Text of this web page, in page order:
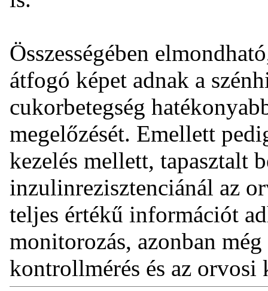
Összességében
átfogó képet adnak a
cukorbetegség
megelőzését. Emellett
kezelés mellett, tapasztalt
inzulinrezisztenciánál az
teljes értékű információt
monitorozás, azonban
kontrollmérés és az orvosi